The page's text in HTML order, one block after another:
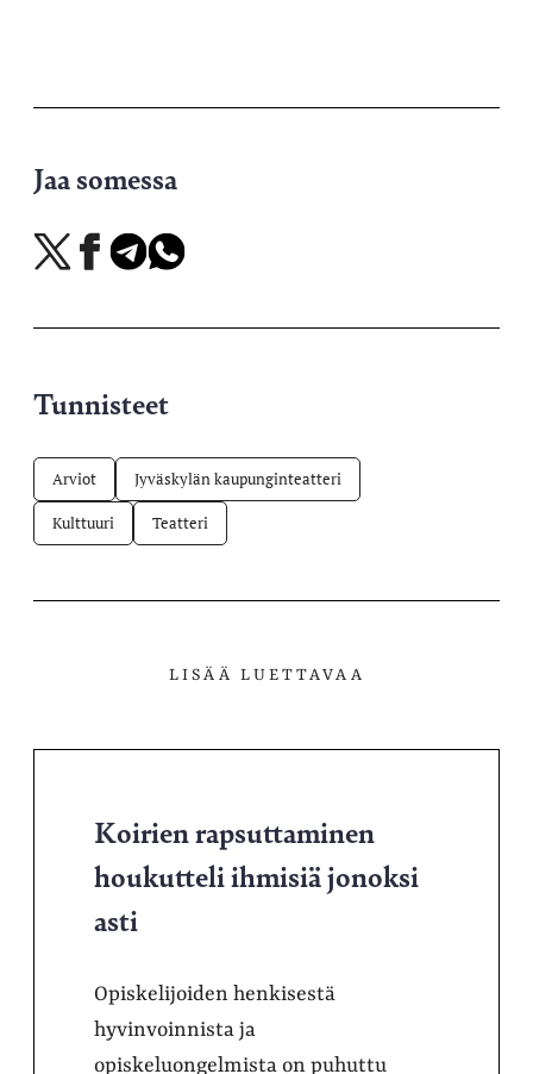
Jaa somessa
Jaa
X-
Jaa
Facebookissa
Jaa
Telegramissa
Jaa
WhatsAppissa
Tunnisteet
Arviot Jyväskylän kaupunginteatteri
Kulttuuri Teatteri
LISÄÄ LUETTAVAA
Koirien rapsuttaminen
houkutteli ihmisiä jonoksi
asti
Opiskelijoiden henkisestä
hyvinvoinnista ja
opiskeluongelmista on puhuttu